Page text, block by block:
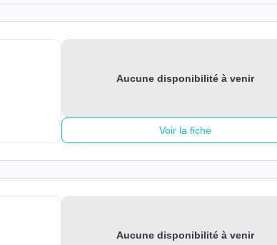
Aucune disponibilité à venir
Voir la fiche
Aucune disponibilité à venir